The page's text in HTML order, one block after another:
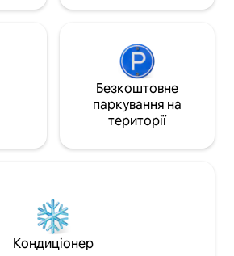
збори. Одна
Безкоштовне
паркування на
території
Кондиціонер